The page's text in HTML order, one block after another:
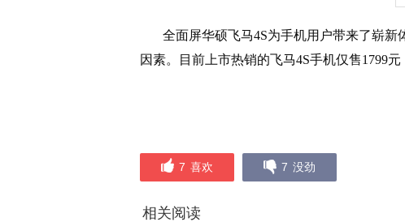
全面屏华硕飞马4S为手机用户带来了崭新
因素。目前上市热销的飞马4S手机仅售1799元
7 喜欢 7 没劲
相关阅读